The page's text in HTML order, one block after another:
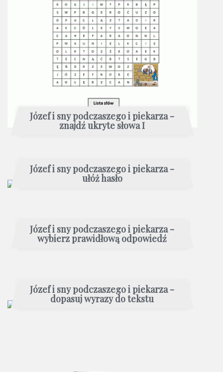
Józef i sny podczaszego i piekarza -
znajdź ukryte słowa I
Józef i sny podczaszego i piekarza -
ułóż hasło
Józef i sny podczaszego i piekarza -
wybierz prawidłową odpowiedź
Józef i sny podczaszego i piekarza -
dopasuj wyrazy do tekstu